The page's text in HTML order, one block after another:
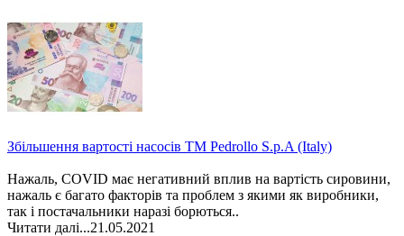
Збільшення вартості насосів ТМ Pedrollo S.p.A (Italy)
Нажаль, COVID має негативний вплив на вартість сировини,
нажаль є багато факторів та проблем з якими як виробники,
так і постачальники наразі борються..
Читати далі...21.05.2021